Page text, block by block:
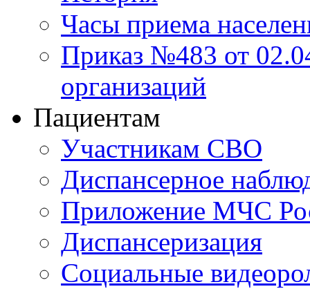
Часы приема
Приказ №483 от
организаций
Пациентам
Участникам СВО
Диспансерное
Приложение МЧС
Диспансеризация
Социальные